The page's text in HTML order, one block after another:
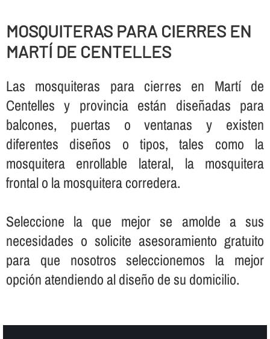
MOSQUITERAS PARA CIERRES EN
MARTÍ DE CENTELLES
Las mosquiteras para cierres en Martí de
Centelles y provincia están diseñadas para
balcones, puertas o ventanas y existen
diferentes diseños o tipos, tales como la
mosquitera enrollable lateral, la mosquitera
frontal o la mosquitera corredera.
Seleccione la que mejor se amolde a sus
necesidades o solicite asesoramiento gratuito
para que nosotros seleccionemos la mejor
opción atendiendo al diseño de su domicilio.